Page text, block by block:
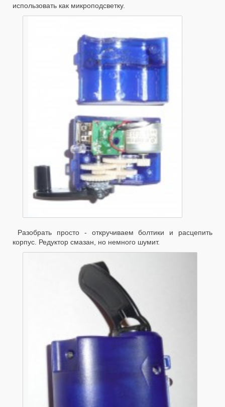
использовать как микроподсветку.
Разобрать просто - откручиваем болтики и расцепить
корпус. Редуктор смазан, но немного шумит.